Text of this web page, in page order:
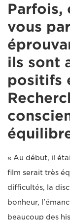
Parfois,
vous
ils sont
positifs
« Au début, il
film serait très
difficultés, la
bonheur,
beaucoup des